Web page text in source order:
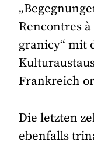
Rencontres
granicy“ mit
Frankreich
Die letzten
ebenfalls